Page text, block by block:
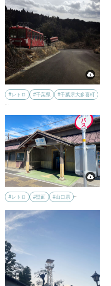
#レトロ #千葉県
#千葉県大多喜町
…
#レトロ #壁面 #山口県 …